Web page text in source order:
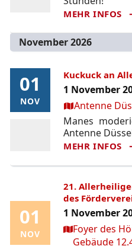
MEHR INFOS
November 2026
01
NOV
01
NOV
Kuckuck an
1 November
Ort:Antenne
Manes
Antenne
MEHR INFOS
01
NOV
01
NOV
21.
des
1 November
Ort:Foyer des
Gebäude